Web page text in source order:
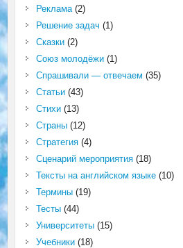
Реклама(2)
Решение задач (1)
Сказки(2)
Союз молодёжи(1)
Спрашивали — отвечаем (35)
Статьи(43)
Стихи(13)
Страны(12)
Стратегия(4)
Сценарий мероприятия(18)
Тексты на английском языке(10)
Термины(19)
Тесты(44)
Университеты(15)
Учебники(18)